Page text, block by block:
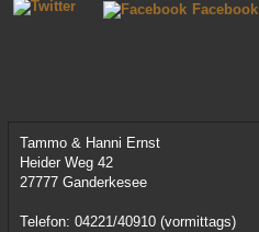
Facebook
Tammo & Hanni Ernst
Heider Weg 42
27777 Ganderkesee
Telefon: 04221/40910 (vormittags)